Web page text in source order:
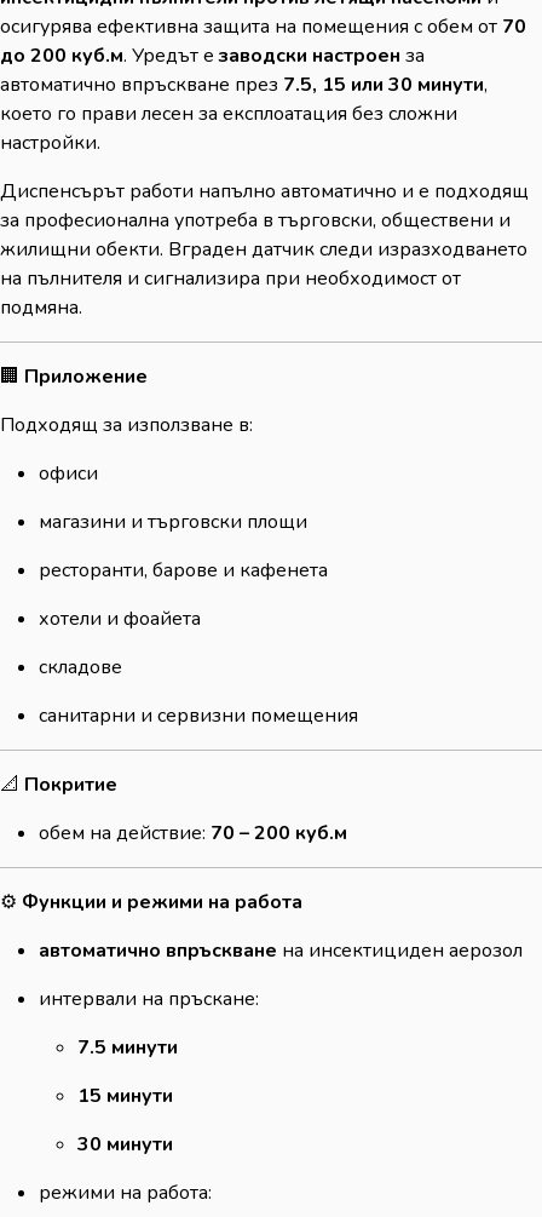
осигурява ефективна защита на помещения с обем от 70
до 200 куб.м. Уредът езаводски настроен за
автоматично впръскване през 7.5, 15 или 30 минути,
което го прави лесен за експлоатация без сложни
настройки.
Диспенсърът работи напълно автоматично и е подходящ
за професионална употреба в търговски, обществени и
жилищни обекти. Вграден датчик следи изразходването
на пълнителя и сигнализира при необходимост от
подмяна.
🏢 Приложение
Подходящ за използване в:
офиси
магазини и търговски площи
ресторанти, барове и кафенета
хотели и фоайета
складове
санитарни и сервизни помещения
📐 Покритие
обем на действие: 70 – 200 куб.м
⚙️ Функции и режими на работа
автоматично впръскване на инсектициден аерозол
интервали на пръскане:
7.5 минути
15 минути
30 минути
режими на работа: